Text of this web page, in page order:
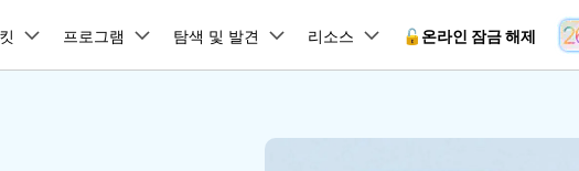
주요 제품
PDF 제품 유틸리
비즈니스
마인드맵 및 다이어그램 동영상 크리에이
회사 소개 뉴스룸 플랜 및 가격
프로그램
온라인
탐색 및 발견 리소스 🔓️온라인 잠금 해제